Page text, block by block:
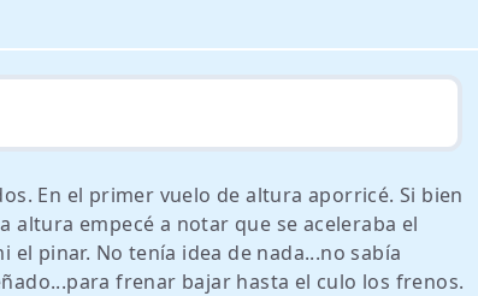
En el primer vuelo de altura aporricé. Si bien
altura empecé a notar que se aceleraba el
pinar. No tenía idea de nada...no sabía
frenar bajar hasta el culo los frenos.